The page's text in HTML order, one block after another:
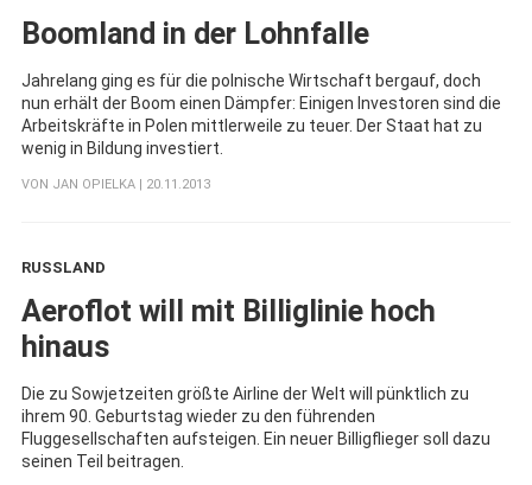
Boomland in der Lohnfalle
Jahrelang ging es für die polnische Wirtschaft bergauf, doch
nun erhält der Boom einen Dämpfer: Einigen Investoren sind die
Arbeitskräfte in Polen mittlerweile zu teuer. Der Staat hat zu
wenig in Bildung investiert.
VON JAN OPIELKA | 20.11.2013
RUSSLAND
Aeroflot will mit Billiglinie hoch
hinaus
Die zu Sowjetzeiten größte Airline der Welt will pünktlich zu
ihrem 90. Geburtstag wieder zu den führenden
Fluggesellschaften aufsteigen. Ein neuer Billigflieger soll dazu
seinen Teil beitragen.